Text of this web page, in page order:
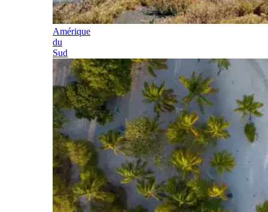
Amérique
du
Sud